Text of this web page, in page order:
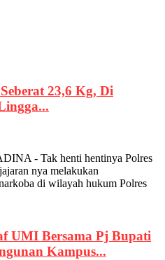
23,6 Kg, Di
- Tak henti hentinya Polres
nya melakukan
di wilayah hukum Polres
UMI Bersama Pj Bupati
Kampus...